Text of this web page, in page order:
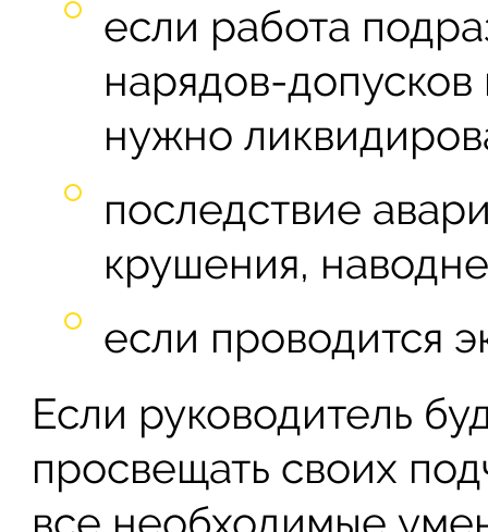
если работа
нарядов-
нужно
последствие
крушения,
если проводится
Если руководитель
просвещать своих